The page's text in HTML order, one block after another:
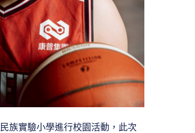
族實驗小學進行校園活動，此次